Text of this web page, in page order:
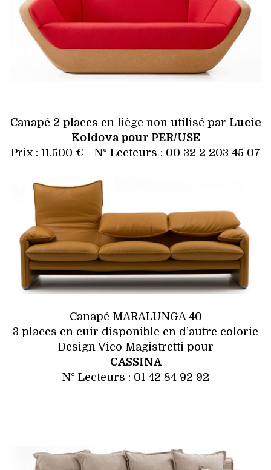
Canapé 2 places en liège non utilisé par Lucie
Koldova pour PER/USE
Prix : 11.500 € - N° Lecteurs : 00 32 2 203 45 07
Canapé MARALUNGA 40
3 places en cuir disponible en d’autre colorie
Design Vico Magistretti pour
CASSINA
N° Lecteurs : 01 42 84 92 92